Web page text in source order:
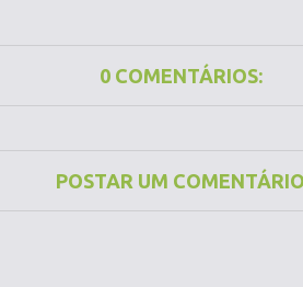
0 COMENTÁRIOS:
POSTAR UM